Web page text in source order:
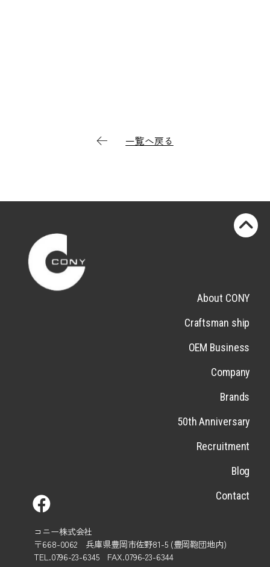
一覧へ戻る
About CONY
Craftsman ship
OEM Business
Company
Brands
50th Anniversary
Recruitment
Blog
Contact
コニー株式会社
〒668-0062 兵庫県豊岡市佐野81-5 (豊岡鞄団地内)
TEL.0796-23-6345 FAX.0796-23-6344